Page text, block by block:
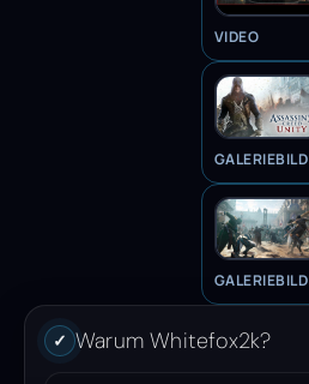
VIDEO
GALERIEBILD
✓ Warum Whitefox2k?